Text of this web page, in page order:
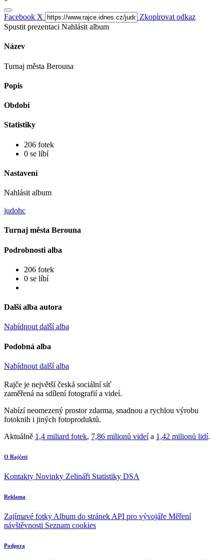
Facebook X
Zkopírovat odkaz
Spustit prezentaci Nahlásit album
Název
Turnaj města Berouna
Popis
Období
Statistiky
206 fotek
0 se líbí
Nastavení
Nahlásit album
judohc
Turnaj města Berouna
Podrobnosti alba
206 fotek
0 se líbí
Další alba autora
Nabídnout další alba
Podobná alba
Nabídnout další alba
Rajče je největší česká sociální síť
zaměřená na sdílení fotografií a videí.
Nabízí neomezený prostor zdarma, snadnou a rychlou výrobu
fotoknih i jiných fotoproduktů.
Aktuálně 1,4 miliard fotek, 7,86 milionů videía 1,42 milionů lidí.
O Rajčeti
Kontakty Novinky Zelináři Statistiky DSA
Reklama
Zajímavé fotky Album do stránek API pro vývojáře Měření
návštěvnosti Seznam cookies
Podpora